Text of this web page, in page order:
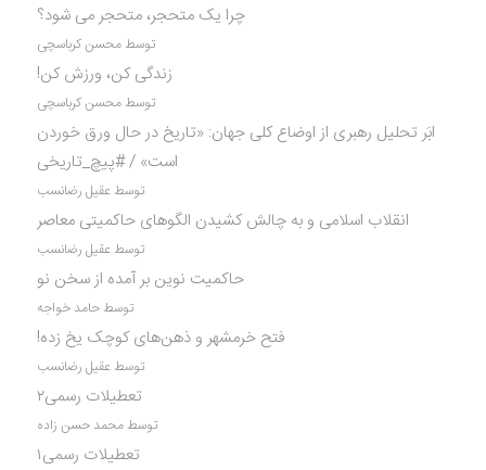
چرا یک متحجر، متحجر می شود؟
توسط محسن کرباسچی
زندگی کن، ورزش کن!
توسط محسن کرباسچی
ابَر تحلیل رهبری از اوضاع کلی جهان: «تاریخ در حال ورق خوردن
است» / #پیچ_تاریخی
توسط عقیل رضانسب
انقلاب اسلامی و به چالش کشیدن الگوهای حاکمیتی معاصر
توسط عقیل رضانسب
حاکمیت نوین بر آمده از سخن نو
توسط حامد خواجه
فتح خرمشهر و ذهن‌های کوچک یخ زده!
توسط عقیل رضانسب
تعطیلات رسمی۲
توسط محمد حسن زاده
تعطیلات رسمی۱